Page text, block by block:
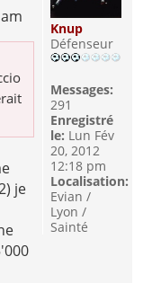
je
Knup
Défenseur
Messages:
291
Enregistré
le: Lun Fév
20, 2012
12:18 pm
Localisation:
Evian /
Lyon /
Sainté